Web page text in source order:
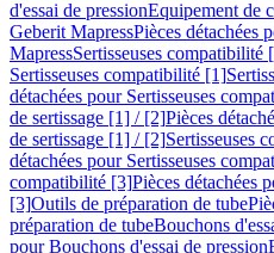
d'essai de pressionEquipement de
Geberit MapressPièces détachées
MapressSertisseuses compatibilité
Sertisseuses compatibilité [1]
détachées pour Sertisseuses
de sertissage [1] / [2]Pièces
de sertissage [1] / [2]Sertisseuses
détachées pour Sertisseuses
compatibilité [3]Pièces détachées
[3]Outils de préparation de tube
préparation de tubeBouchons
pour Bouchons d'essai de pression